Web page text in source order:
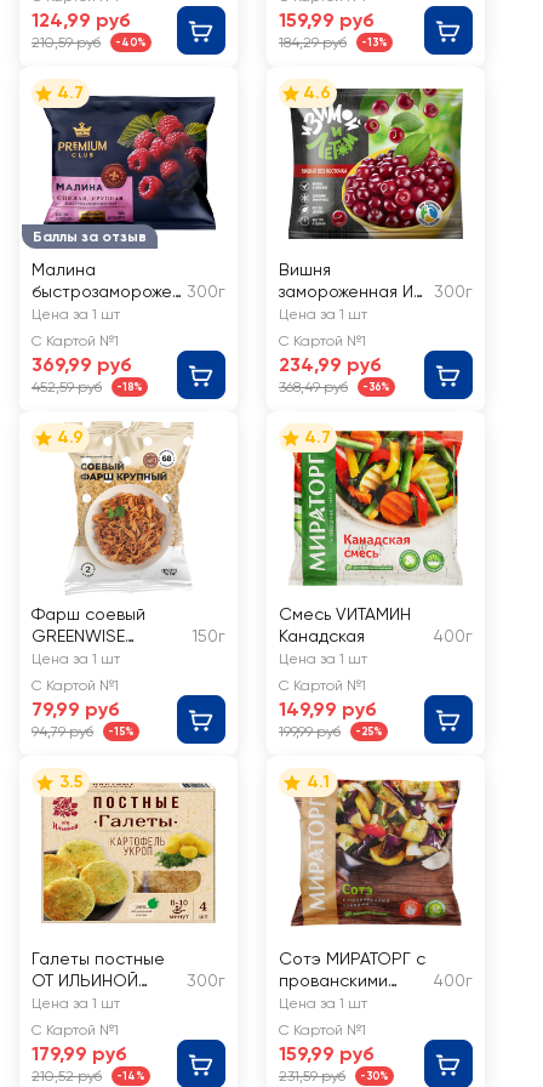
124,99 руб
210,59 руб -40%
159,99 руб
184,29 руб -13%
Баллы за отзыв
4.7
Малина
быстрозаморожен
ная PREMIUM
CLUB
300г
Цена за 1 шт
С Картой №1
369,99 руб
452,59 руб -18%
4.6
Вишня
замороженная И
ЗИМОЙ И ЛЕТОМ
300г
Цена за 1 шт
С Картой №1
234,99 руб
368,49 руб -36%
4.9
Фарш соевый
GREENWISE
Протекс-М
крупный, из
текстурированной
соевой муки
150г
Цена за 1 шт
С Картой №1
79,99 руб
94,79 руб -15%
4.7
Смесь VИТАМИН
Канадская
400г
Цена за 1 шт
С Картой №1
149,99 руб
199,99 руб -25%
3.5
Галеты постные
ОТ ИЛЬИНОЙ
Картофельные с
укропом
300г
Цена за 1 шт
С Картой №1
179,99 руб
210,52 руб -14%
4.1
Сотэ МИРАТОРГ с
прованскими
травами
400г
Цена за 1 шт
С Картой №1
159,99 руб
231,59 руб -30%